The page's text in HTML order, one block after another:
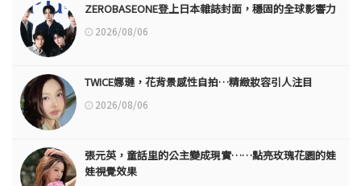
ZEROBASEONE登上日本雜誌封面，穩固的全球影響力
2026/08/06
TWICE娜璉，花背景感性自拍…精緻妝容引人注目
2026/08/06
張元英，童話里的公主變成現實……點亮玫瑰花園的娃
娃視覺效果